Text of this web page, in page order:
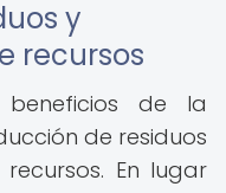
y
recursos
de la
de residuos
En lugar